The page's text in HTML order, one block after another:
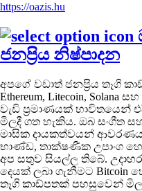
https://oazis.hu
ජනප්‍රිය නිෂ්පාදන
අපගේ වඩාත් ජනප්‍රිය තෑගි
Ethereum, Litecoin,
වැඩි ප්‍රමාණයක් භාවිතයෙන්
මිලදී ගත හැකිය. ඔබ සංගීත
මාසික දායකත්වයන්
භාණ්ඩ, තාක්ෂණික උපාංග
අප සතුව සියල්ල තිබේ.
දෙයක් ලබා ගැනීමට Bitcoin
තෑගි කාඩ්පතක් පහසුවෙන්